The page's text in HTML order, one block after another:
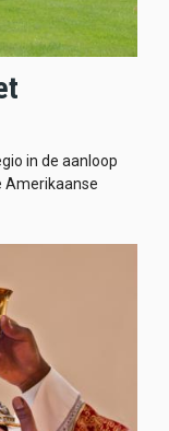
in de aanloop
Amerikaanse